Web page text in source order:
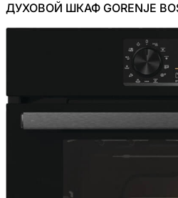
ДУХОВОЙ ШКАФ GORENJE